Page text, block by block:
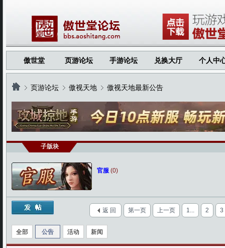
傲世堂 页游论坛 手游论坛 兑换大厅 个人中
›
页游论坛
›
傲视天地
›
傲视天地最新公告
子版块
官服 (0)
第一页 上一页 1... 2 3
返 回
全部 公告 活动 新闻